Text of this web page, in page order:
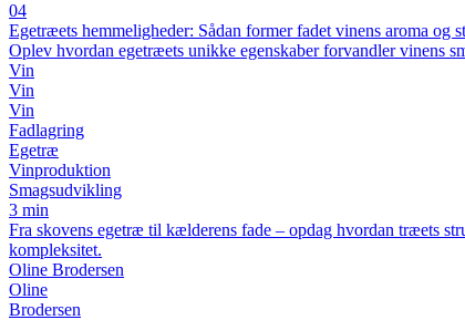
04
Egetræets hemmeligheder: Sådan former fadet vinens aroma og
Oplev hvordan egetræets unikke egenskaber forvandler vinens
Vin
Vin
Vin
Fadlagring
Egetræ
Vinproduktion
Smagsudvikling
3 min
Fra skovens egetræ til kælderens fade – opdag hvordan træets
kompleksitet.
Oline Brodersen
Oline
Brodersen